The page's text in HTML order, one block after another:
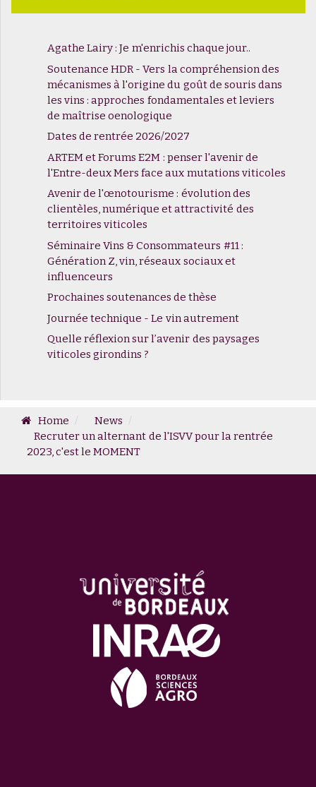
Agathe Lairy : Je m'enrichis chaque jour..
Soutenance HDR - Vers la compréhension des
mécanismes à l'origine du goût de souris dans
les vins : approches fondamentales et leviers
de maîtrise oenologique
Dates de rentrée 2026/2027
ARTEM et Forums E2M : penser l'avenir de
l'Entre-deux Mers face aux mutations viticoles
Avenir de l'œnotourisme : évolution des
clientèles, numérique et attractivité des
territoires viticoles
Séminaire Vins & Consommateurs #11 :
Génération Z, vin, réseaux sociaux et
influenceurs
Prochaines soutenances de thèse
Journée technique - Le vin autrement
Quelle réflexion sur l’avenir des paysages
viticoles girondins ?
Home
News
Recruter un alternant de l'ISVV pour la rentrée
2023, c'est le MOMENT